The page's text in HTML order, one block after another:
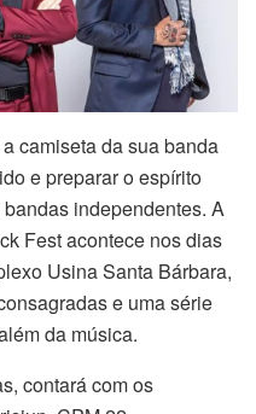
camiseta da sua banda
e preparar o espírito
independentes. A
Fest acontece nos dias
Usina Santa Bárbara,
e uma série
da música.
contará com os